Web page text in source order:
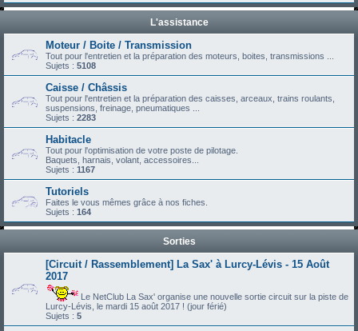
L'assistance
Moteur / Boite / Transmission
Tout pour l'entretien et la préparation des moteurs, boites, transmissions ...
Sujets : 5108
Caisse / Châssis
Tout pour l'entretien et la préparation des caisses, arceaux, trains roulants,
suspensions, freinage, pneumatiques ...
Sujets : 2283
Habitacle
Tout pour l'optimisation de votre poste de pilotage.
Baquets, harnais, volant, accessoires...
Sujets : 1167
Tutoriels
Faites le vous mêmes grâce à nos fiches.
Sujets : 164
Sorties
[Circuit / Rassemblement] La Sax' à Lurcy-Lévis - 15 Août
2017
Le NetClub La Sax' organise une nouvelle sortie circuit sur la piste de
Lurcy-Lévis, le mardi 15 août 2017 ! (jour férié)
Sujets : 5